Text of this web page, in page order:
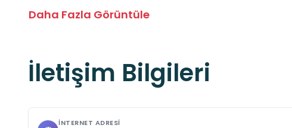
yapmak, hem diğer ziyaretçileri rahatsız edebilir
alanlarda kalın. Bilmediğiniz veya tehlikeli
Belediye tarafından işletilen yeme-içme mekanı
Tuvalet ve su kaynakları mevcuttur.
Daha Fazla Görüntüle
İletişim Bilgileri
İNTERNET ADRESI